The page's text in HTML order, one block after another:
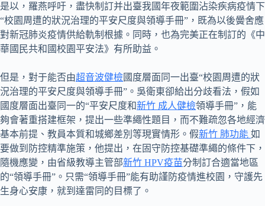
是以，羅燕呼吁，盡快制訂并出臺我國年夜範圍沾染疾病疫情下
“校園周遭的狀況治理的平安尺度與領導手冊”，既為以後黌舍應
對新冠肺炎疫情供給軌制根據。同時，也為完美正在制訂的《中
華國民共和國校園平安法》有所助益。
但是，對于能否由超音波健檢國度層面同一出臺“校園周遭的狀
況治理的平安尺度與領導手冊”。吳衛東卻給出分歧看法，假如
國度層面出臺同一的“平安尺度和新竹 成人健檢領導手冊”，能
夠會著重搭建框架，提出一些準繩性題目，而不難疏忽各地經濟
基本前提、教員本質和城鄉差別等現實情形。假新竹 肺功能 如
要做到防控精準施策，他提出，在固守防控基礎準繩的條件下，
隨機應變，由省級教導主管部新竹 HPV疫苗分制訂合適當地區
的“領導手冊”。只需“領導手冊”能有助謹防疫情進校園，守護先
生身心安康，就到達雷同的目標了。